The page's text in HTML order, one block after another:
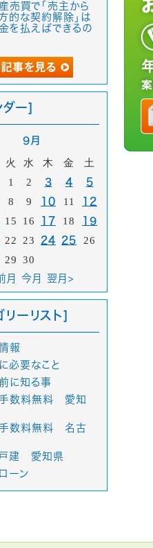
売買で「売主から
的な契約解除」は
を払えばできるの
ダー]
9月
火 水 木 金
土
1
2 3 4 5
8 9 10 11 12
15 16 17 18 19
22 23 24 25
26
29 30
月 今月 翌月>
リーリスト]
報
必要なこと
に知る事
数料無料 愛知
数料無料 名古
建 愛知県
ーン